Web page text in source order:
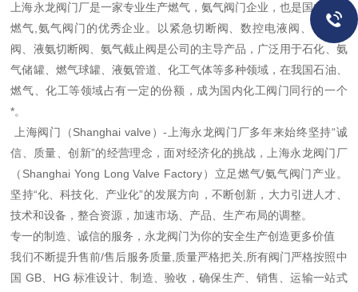
上海永龙阀门厂是一家专业生产燃气，氨气阀门企业，也是国内生产
燃气,氨气阀门的优秀企业。以紧急切断阀、数控电液阀、电动球
阀、液氨切断阀、氨气截止阀是公司的主导产品，广泛用于石化、氨
气储罐、燃气球罐、液氨管道、化工气体等多种领域，在我国石油、
燃气、化工等领域占有一定的份额，成为国内化工阀门同行的一个
*。
上海阀门（Shanghai valve）-上海永龙阀门厂多年来始终坚持“诚
信、质量、创新”的经营理念，面对经济化的挑战，上海永龙阀门厂
（Shanghai Yong Long Valve Factory）立足燃气/氨气阀门产业。
坚持“化、科技化、产业化”的发展方向，不断创新，大力引进人才、
技术和设备，整合资源，加速市场、产品、生产布局的调整。
专一的制造、诚信的服务，永龙阀门为你的安全生产创造更多价值
我们不断提升售前/售后服务质量,质量严格把关,所有阀门严格按照中
国 GB、HG 标准设计、制造、验收，确保生产、销售、运输一站式